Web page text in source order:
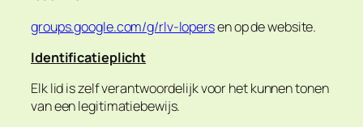
groups.google.com/g/rlv-lopersen op de website.
Identificatieplicht
Elk lid is zelf verantwoordelijk voor het kunnen tonen
van een legitimatiebewijs.